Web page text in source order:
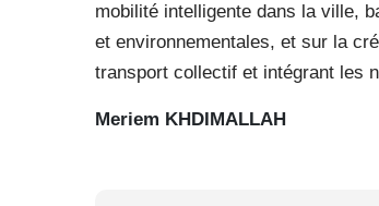
mobilité intelligente dans la ville,
et environnementales, et sur la
transport collectif et intégrant les
Meriem KHDIMALLAH